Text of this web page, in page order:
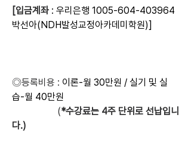
[입금계좌 : 우리은행 1005-604-403964
박선아(NDH발성교정아카데미학원)]
◎등록비용 : 이론-월 30만원 / 실기 및 실
습-월 40만원
                   (
*수강료는 4주 단위로 선납입니
다.)